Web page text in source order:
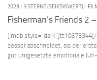
2023/ 3 STERNE (SEHENSWERT)/
Fisherman’s Friends 2
[imdb
besser abschneidet, als der
gut umgesetzte emotionale